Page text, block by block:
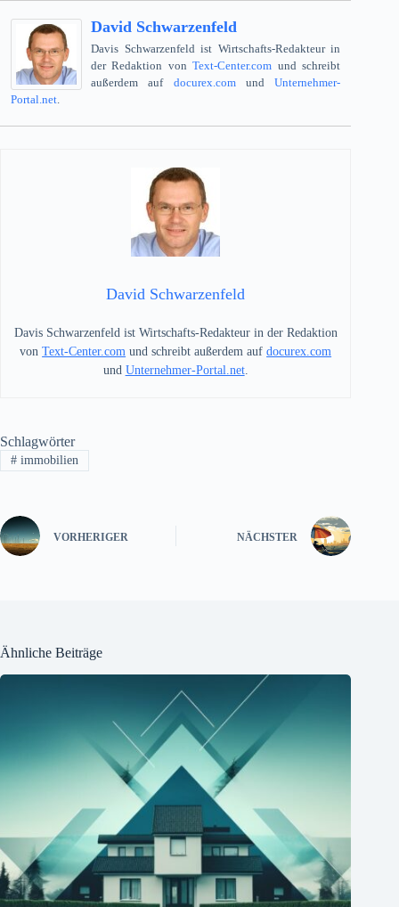
David Schwarzenfeld
Davis Schwarzenfeld ist Wirtschafts-Redakteur in
der Redaktion vonText-Center.com und schreibt
außerdem auf docurex.comundUnternehmer-
Portal.net
David Schwarzenfeld
Davis Schwarzenfeld ist Wirtschafts-Redakteur in der Redaktion
vonText-Center.com und schreibt außerdem aufdocurex.com
und Unternehmer-Portal.net.
Schlagwörter
#immobilien
VORHERIGER NÄCHSTER
Ähnliche Beiträge